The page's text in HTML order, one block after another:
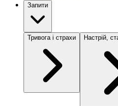
Запити
Тривога і страхи Настрій,